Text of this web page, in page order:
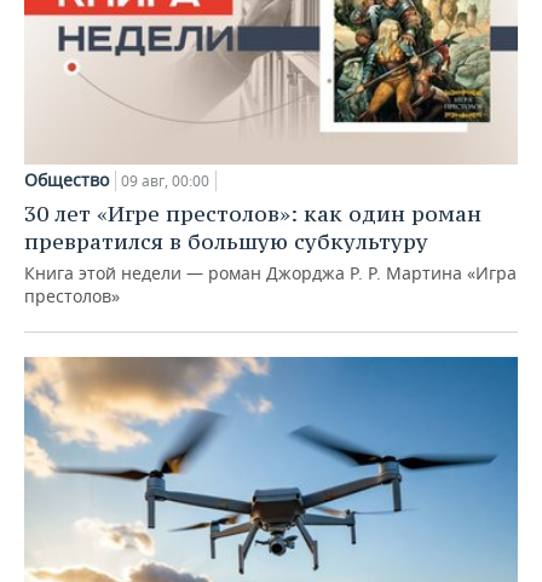
Общество 09 авг, 00:00
30 лет «Игре престолов»: как один роман
превратился в большую субкультуру
Книга этой недели — роман Джорджа Р. Р. Мартина «Игра
престолов»